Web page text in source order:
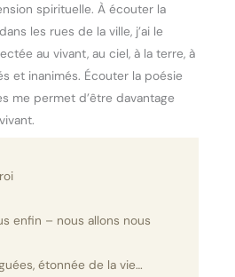
spirituelle. À écouter la
les rues de la ville, j’ai le
au vivant, au ciel, à la terre, à
et inanimés. Écouter la poésie
me permet d’être davantage
enfin – nous allons nous
étonnée de la vie…